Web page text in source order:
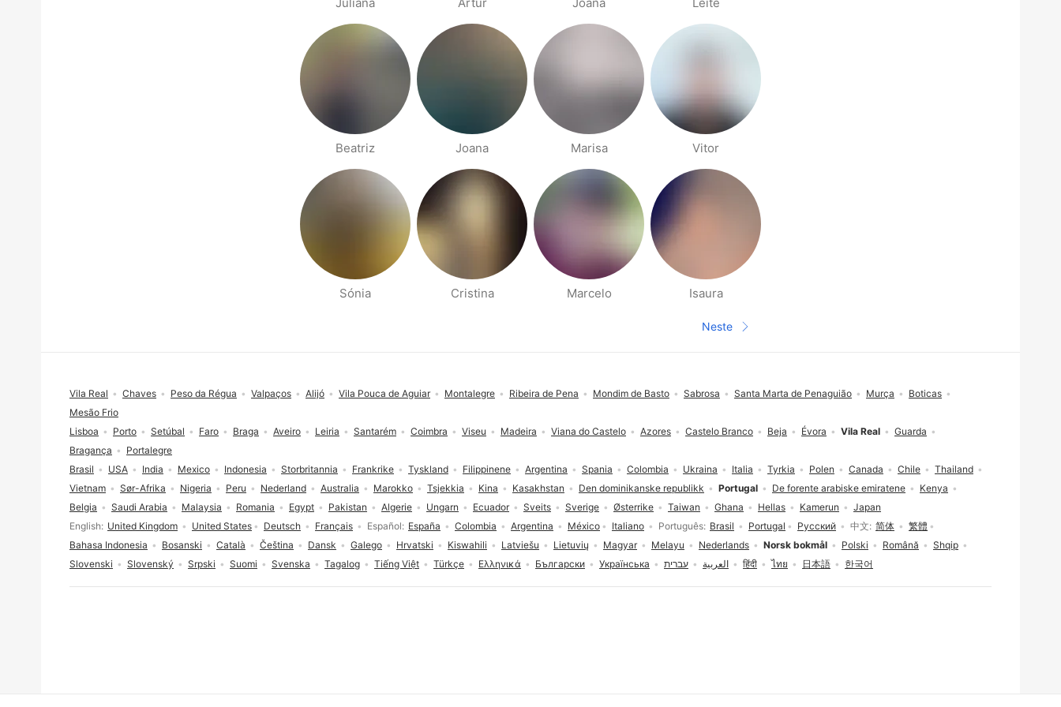
Beatriz Joana Marisa Vitor
Sónia Cristina Marcelo Isaura
Neste side
Neste
Språkvalg
English United Kingdom United States Deutsch Français Español España Colombia Argentina México Italiano Português Brasil Portugal Русский 中文 简体
繁體
Bahasa Indonesia
Bosanski Català Čeština Dansk Galego Hrvatski Kiswahili Latviešu Lietuvių Magyar Melayu Nederlands Norsk bokmål Polski Română
Shqip
Slovenski
Slovenský Srpski Suomi Svenska Tagalog Tiếng Việt Türkçe Ελληνικά Български Українська עברית العربية हिंदी ไทย 日本語 한국어
Brasil USA India Mexico Indonesia Storbritannia Frankrike Tyskland Filippinene Argentina Spania Colombia Ukraina Italia Tyrkia Polen Canada Chile
Thailand
Vietnam
Sør-Afrika Nigeria Peru Nederland Australia Marokko Tsjekkia Kina Kasakhstan Den dominikanske republikk Portugal De forente arabiske emiratene
Kenya
Belgia
Saudi Arabia Malaysia Romania Egypt Pakistan Algerie Ungarn Ecuador Sveits Sverige Østerrike Taiwan Ghana Hellas Kamerun Japan
Lisboa Porto Setúbal Faro Braga Aveiro Leiria Santarém Coimbra Viseu Madeira Viana do Castelo Azores Castelo Branco Beja Évora Vila Real
Guarda
Bragança
Portalegre
Vila Real Chaves Peso da Régua Valpaços Alijó Vila Pouca de Aguiar Montalegre Ribeira de Pena Mondim de Basto Sabrosa Santa Marta de Penaguião Murça
Boticas
Mesão Frio